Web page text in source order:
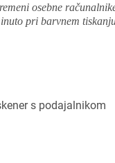
osebne
pri barvnem
s podajalnikom